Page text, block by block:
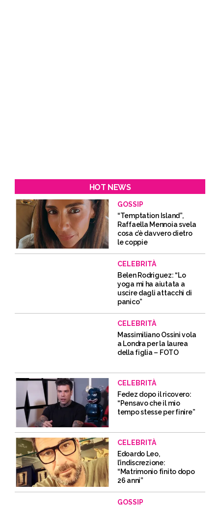
HOT NEWS
GOSSIP
“Temptation Island”,
Raffaella Mennoia svela
cosa c’è davvero dietro
le coppie
CELEBRITÀ
Belen Rodriguez: “Lo
yoga mi ha aiutata a
uscire dagli attacchi di
panico”
CELEBRITÀ
Massimiliano Ossini vola
a Londra per la laurea
della figlia – FOTO
CELEBRITÀ
Fedez dopo il ricovero:
“Pensavo che il mio
tempo stesse per finire”
CELEBRITÀ
Edoardo Leo,
l’indiscrezione:
“Matrimonio finito dopo
26 anni”
GOSSIP